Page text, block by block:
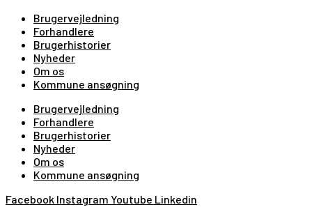
Brugervejledning
Forhandlere
Brugerhistorier
Nyheder
Om os
Kommune ansøgning
Brugervejledning
Forhandlere
Brugerhistorier
Nyheder
Om os
Kommune ansøgning
Facebook Instagram Youtube Linkedin